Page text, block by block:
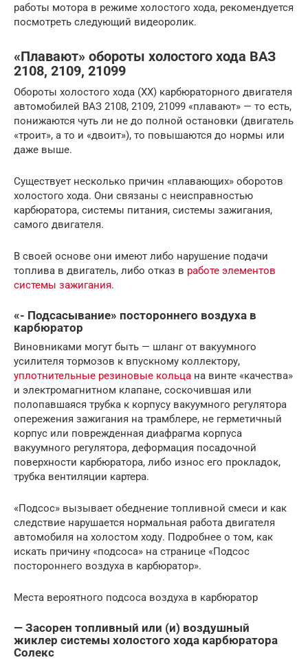
работы мотора в режиме холостого хода, рекомендуется
посмотреть следующий видеоролик.
«Плавают» обороты холостого хода ВАЗ
2108, 2109, 21099
Обороты холостого хода (ХХ) карбюраторного двигателя
автомобилей ВАЗ 2108, 2109, 21099 «плавают» — то есть,
понижаются чуть ли не до полной остановки (двигатель
«троит», а то и «двоит»), то повышаются до нормы или
даже выше.
Существует несколько причин «плавающих» оборотов
холостого хода. Они связаны с неисправностью
карбюратора, системы питания, системы зажигания,
самого двигателя.
В своей основе они имеют либо нарушение подачи
топлива в двигатель, либо отказ в работе элементов
системы зажигания.
«- Подсасывание» постороннего воздуха в
карбюратор
Виновниками могут быть — шланг от вакуумного
усилителя тормозов к впускному коллектору,
уплотнительные резиновые кольца на винте «качества»
и электромагнитном клапане, соскочившая или
полопавшаяся трубка к корпусу вакуумного регулятора
опережения зажигания на трамблере, не герметичный
корпус или поврежденная диафрагма корпуса
вакуумного регулятора, деформация посадочной
поверхности карбюратора, либо износ его прокладок,
трубка вентиляции картера.
«Подсос» вызывает обеднение топливной смеси и как
следствие нарушается нормальная работа двигателя
автомобиля на холостом ходу. Подробнее о том, как
искать причину «подсоса» на странице «Подсос
постороннего воздуха в карбюратор».
Места вероятного подсоса воздуха в карбюратор
— Засорен топливный или (и) воздушный
жиклер системы холостого хода карбюратора
Солекс